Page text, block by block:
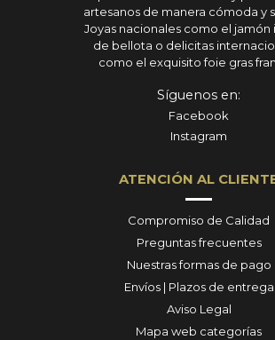
artesanos de manera cómoda y
Joyas nacionales como el jamón
de bellota o delicitas
como el exquisito foie gras
Síguenos en:
Facebook
Instagram
ATENCIÓN AL
Compromiso de Calidad
Preguntas frecuentes
Nuestras formas de pago
Envíos | Plazos de entrega
Aviso Legal
Mapa web categorías